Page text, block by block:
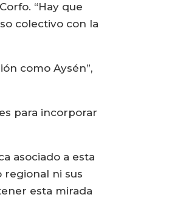
“Hay que
colectivo con la
como Aysén”,
para incorporar
asociado a esta
regional ni sus
esta mirada